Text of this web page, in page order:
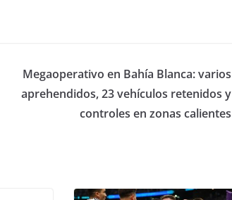
Megaoperativo en Bahía Blanca: varios
aprehendidos, 23 vehículos retenidos y
controles en zonas calientes